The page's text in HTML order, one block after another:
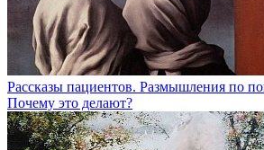
Рассказы пациентов. Размышления по
Почему это делают?